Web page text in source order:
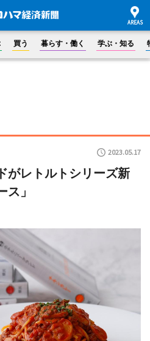
買う 暮らす・働く 学ぶ・知る
2023.05.17
がレトルトシリーズ新
」